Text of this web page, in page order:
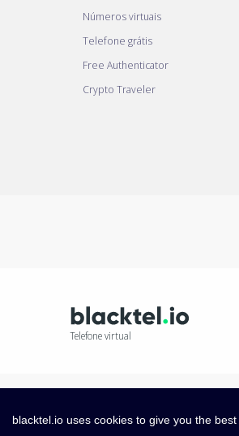
Números virtuais
Telefone grátis
Free Authenticator
Crypto Traveler
Telefone virtual
blacktel.io uses cookies to give you the